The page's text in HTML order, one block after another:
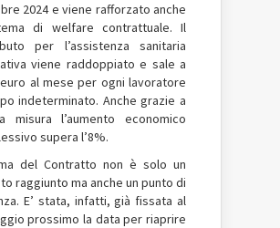
2024 e viene rafforzato anche
di welfare contrattuale. Il
per l’assistenza sanitaria
viene raddoppiato e sale a
al mese per ogni lavoratore
indeterminato. Anche grazie a
misura l’aumento economico
supera l’8%.
del Contratto non è solo un
raggiunto ma anche un punto di
E’ stata, infatti, già fissata al
prossimo la data per riaprire